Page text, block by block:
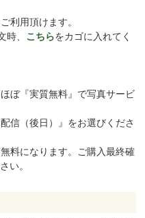
利用頂けます。
、 こちらをカゴに入れてく
ぼ『実質無料』で写真サービ
信（後日）』をお選びくださ
料になります。ご購入最終確
い。